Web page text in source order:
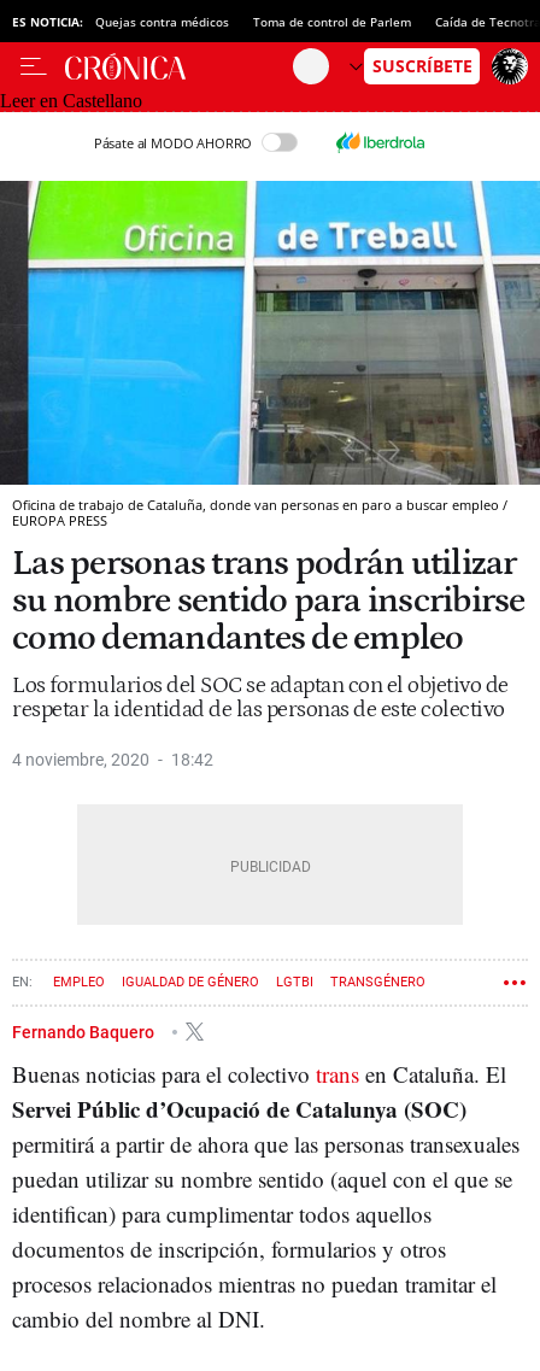
ES NOTICIA: Quejas contra médicos Toma de control de Parlem Caída de
Leer en Castellano
Pásate al MODO AHORRO
Oficina de trabajo de Cataluña, donde van personas en paro a buscar empleo /
EUROPA PRESS
Las personas trans podrán utilizar
su nombre sentido para inscribirse
como demandantes de empleo
Los formularios del SOC se adaptan con el objetivo de
respetar la identidad de las personas de este colectivo
4 noviembre, 2020 18:42
EMPLEO IGUALDAD DE GÉNERO LGTBI TRANSGÉNERO
Fernando Baquero
Buenas noticias para el colectivo trans en Cataluña. El
Servei Públic d’Ocupació de Catalunya (SOC)
permitirá a partir de ahora que las personas transexuales
puedan utilizar su nombre sentido (aquel con el que se
identifican) para cumplimentar todos aquellos
documentos de inscripción, formularios y otros
procesos relacionados mientras no puedan tramitar el
cambio del nombre al DNI.